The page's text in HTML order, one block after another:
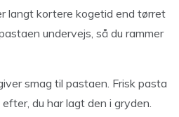
langt kortere kogetid end tørret
undervejs, så du rammer
smag til pastaen. Frisk pasta
du har lagt den i gryden.